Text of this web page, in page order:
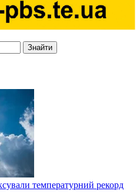
Знайти
температурний рекорд